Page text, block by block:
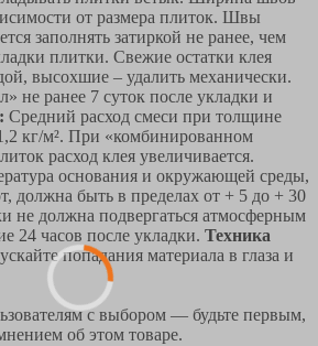
от размера плиток. Швы
заполнять затиркой не ранее, чем
плитки. Свежие остатки клея
высохшие – удалить механически.
не ранее 7 суток после укладки и
Средний расход смеси при толщине
кг/м². При «комбинированном
расход клея увеличивается.
основания и окружающей среды,
должна быть в пределах от + 5 до + 30
не должна подвергаться атмосферным
24 часов после укладки. Техника
попадания материала в глаза и
с выбором — будьте первым,
об этом товаре.